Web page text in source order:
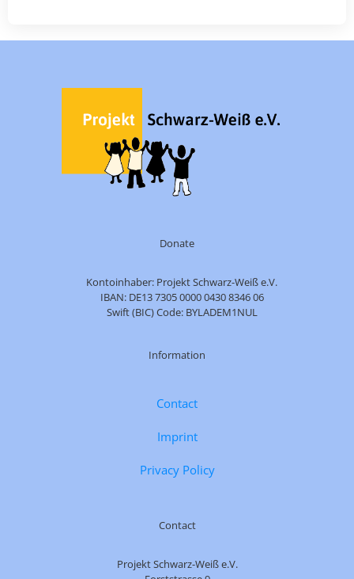
Donate
Kontoinhaber: Projekt Schwarz-Weiß e.V.
IBAN: DE13 7305 0000 0430 8346 06
Swift (BIC) Code: BYLADEM1NUL
Information
Contact
Imprint
Privacy Policy
Contact
Projekt Schwarz-Weiß e.V.